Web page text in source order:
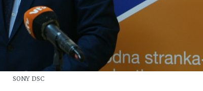
SONY DSC